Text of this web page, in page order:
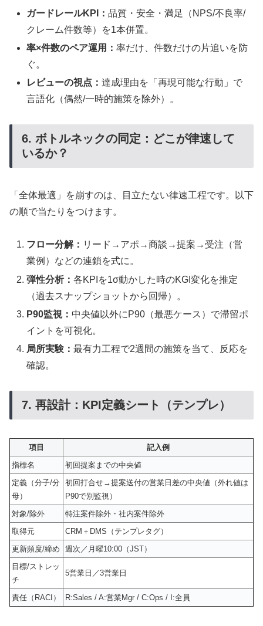
ガードレールKPI：品質・安全・満足（NPS/不良率/
クレーム件数等）を1本併置。
率×件数のペア運用：率だけ、件数だけの片追いを防
ぐ。
レビューの視点：達成理由を「再現可能な行動」で
言語化（偶然/一時的施策を除外）。
6. ボトルネックの同定：どこが律速して
いるか？
「全体最適」を崩すのは、目立たない律速工程です。以下
の順で当たりをつけます。
フロー分解： リード→アポ→商談→提案→受注（営
業例）などの連鎖を式に。
弾性分析：各KPIを1σ動かした時のKGI変化を推定
（過去スナップショットから回帰）。
P90監視： 中央値以外にP90（最悪ケース）で滞留ポ
イントを可視化。
局所実験：最有力工程で2週間の施策を当て、反応を
確認。
7. 再設計：KPI定義シート（テンプレ）
項目
記入例
指標名
初回提案までの中央値
定義（分子/分
母）
初回打合せ→提案送付の営業日差の中央値（外れ値は
P90で別監視）
対象/除外
特注案件除外・社内案件除外
取得元
CRM＋DMS（テンプレタグ）
更新頻度/締め
週次／月曜10:00（JST）
目標/ストレッ
チ
5営業日／3営業日
責任（RACI） R:Sales / A:営業Mgr / C:Ops / I:全員